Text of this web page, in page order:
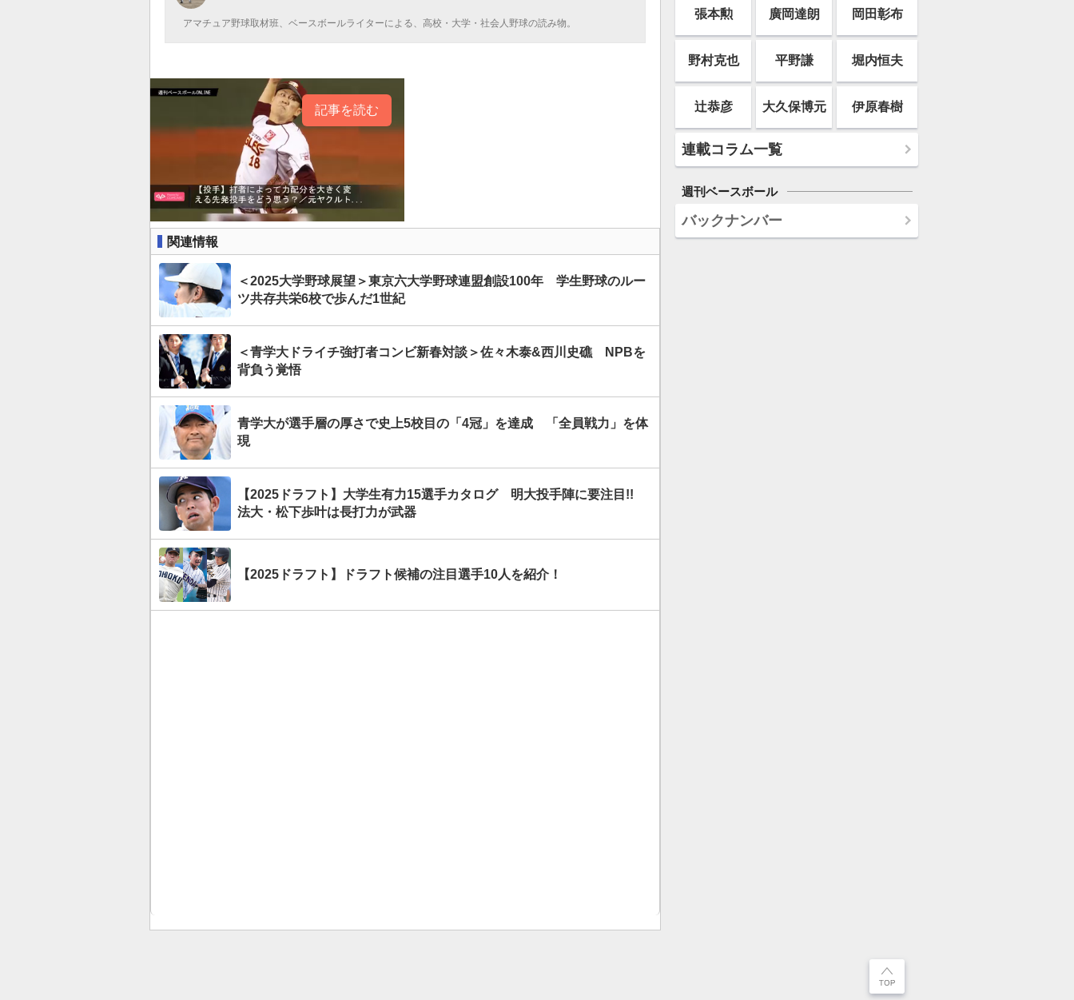
アマチュア野球取材班、ベースボールライターによる、高校・大学・社会人野球の読み物。
記事を読む
関連情報
＜2025大学野球展望＞東京六大学野球連盟創設100年 学生野球のルー
ツ共存共栄6校で歩んだ1世紀
＜青学大ドライチ強打者コンビ新春対談＞佐々木泰&西川史礁 NPBを
背負う覚悟
青学大が選手層の厚さで史上5校目の「4冠」を達成 「全員戦力」を体
現
【2025ドラフト】大学生有力15選手カタログ 明大投手陣に要注目!!
法大・松下歩叶は長打力が武器
【2025ドラフト】ドラフト候補の注目選手10人を紹介！
張本勲 廣岡達朗 岡田彰布
野村克也 平野謙 堀内恒夫
辻恭彦 大久保博元 伊原春樹
連載コラム一覧
週刊ベースボール
バックナンバー